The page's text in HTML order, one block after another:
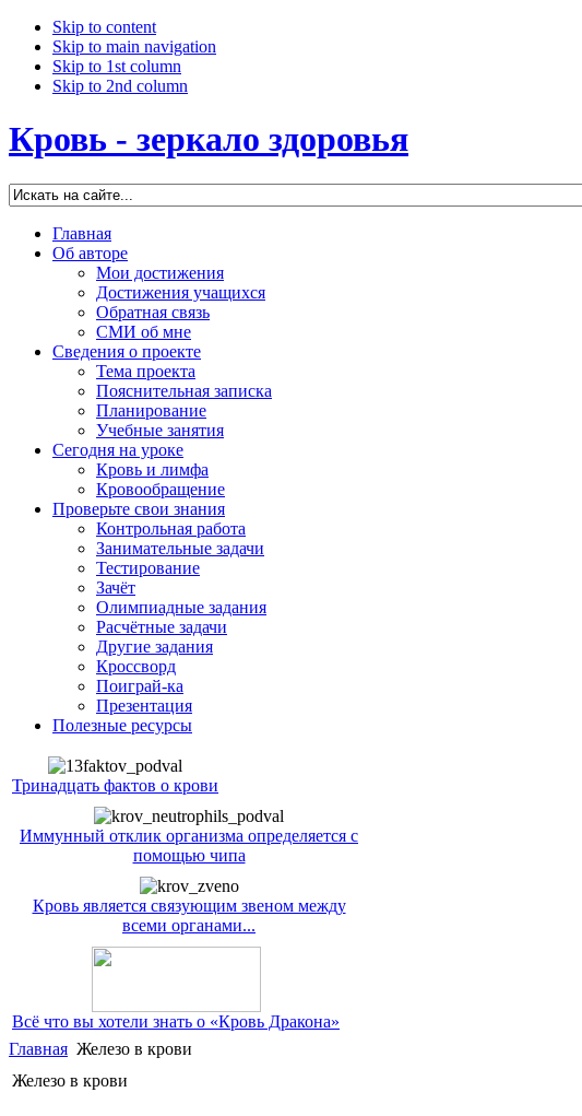
Skip to content
Skip to main navigation
Skip to 1st column
Skip to 2nd column
Кровь - зеркало здоровья
Главная
Об авторе
Мои достижения
Достижения учащихся
Обратная связь
СМИ об мне
Сведения о проекте
Тема проекта
Пояснительная записка
Планирование
Учебные занятия
Сегодня на уроке
Кровь и лимфа
Кровообращение
Проверьте свои знания
Контрольная работа
Занимательные задачи
Тестирование
Зачёт
Олимпиадные задания
Расчётные задачи
Другие задания
Кроссворд
Поиграй-ка
Презентация
Полезные ресурсы
Тринадцать фактов о крови
Иммунный отклик организма определяется с
помощью чипа
Кровь является связующим звеном между
всеми органами...
Всё что вы хотели знать о «Кровь Дракона»
Главная Железо в крови
Железо в крови